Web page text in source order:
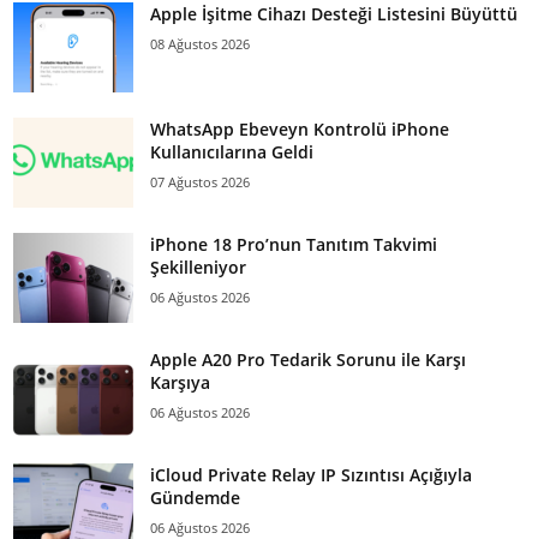
Apple İşitme Cihazı Desteği Listesini Büyüttü
08 Ağustos 2026
WhatsApp Ebeveyn Kontrolü iPhone
Kullanıcılarına Geldi
07 Ağustos 2026
iPhone 18 Pro’nun Tanıtım Takvimi
Şekilleniyor
06 Ağustos 2026
Apple A20 Pro Tedarik Sorunu ile Karşı
Karşıya
06 Ağustos 2026
iCloud Private Relay IP Sızıntısı Açığıyla
Gündemde
06 Ağustos 2026